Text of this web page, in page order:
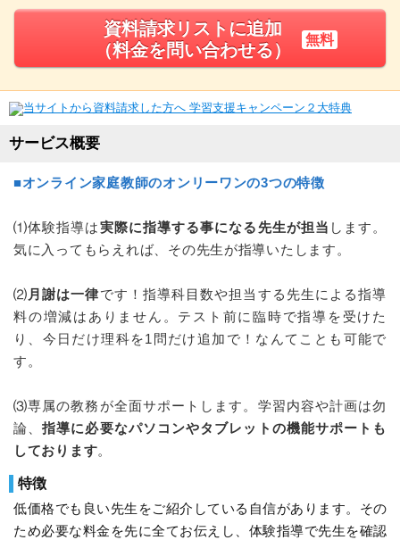
資料請求リストに追加
（料金を問い合わせる）
無料
サービス概要
■オンライン家庭教師のオンリーワンの3つの特徴
⑴体験指導は実際に指導する事になる先生が担当 します。
気に入ってもらえれば、その先生が指導いたします。
⑵ 月謝は一律です！指導科目数や担当する先生による指導
料の増減はありません。テスト前に臨時で指導を受けた
り、今日だけ理科を1問だけ追加で！なんてことも可能で
す。
⑶専属の教務が全面サポートします。学習内容や計画は勿
論、指導に必要なパソコンやタブレットの機能サポートも
しております。
特徴
低価格でも良い先生をご紹介している自信があります。その
ため必要な料金を先に全てお伝えし、体験指導で先生を確認